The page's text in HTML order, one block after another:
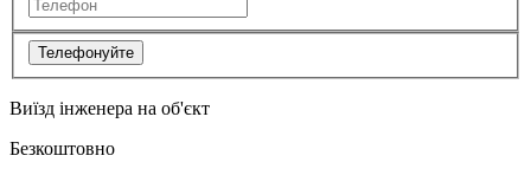
Телефонуйте
Виїзд інженера на об'єкт
Безкоштовно